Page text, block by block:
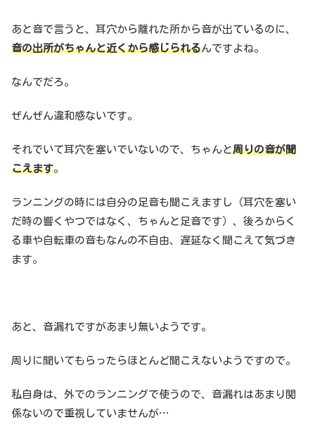
あと音で言うと、耳穴から離れた所から音が出ているのに、
音の出所がちゃんと近くから感じられるんですよね。
なんでだろ。
ぜんぜん違和感ないです。
それでいて耳穴を塞いでいないので、ちゃんと周りの音が聞
こえます。
ランニングの時には自分の足音も聞こえますし（耳穴を塞い
だ時の響くやつではなく、ちゃんと足音です）、後ろからく
る車や自転車の音もなんの不自由、遅延なく聞こえて気づき
ます。
あと、音漏れですがあまり無いようです。
周りに聞いてもらったらほとんど聞こえないようですので。
私自身は、外でのランニングで使うので、音漏れはあまり関
係ないので重視していませんが…